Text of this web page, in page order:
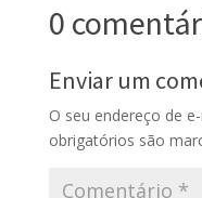
0
Enviar um
O seu endereço de
obrigatórios são